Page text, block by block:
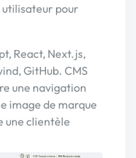
utilisateur pour
React, Next.js,
GitHub. CMS
une navigation
image de marque
une clientèle